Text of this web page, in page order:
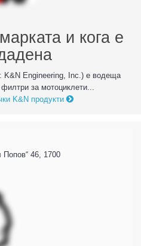
и кога е
K&N Engineering, Inc.) е водеща
за мотоциклети...
K&N продукти
46, 1700